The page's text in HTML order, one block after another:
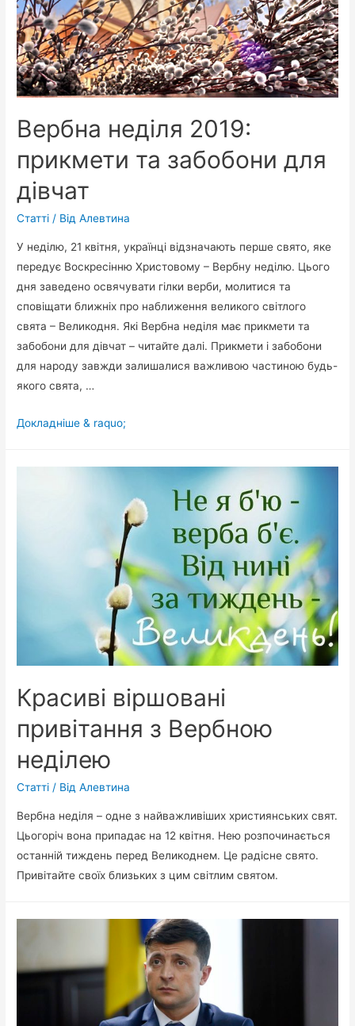
Вербна неділя 2019:
прикмети та забобони для
дівчат
Статті / ВідАлевтина
У неділю, 21 квітня, українці відзначають перше свято, яке
передує Воскресінню Христовому – Вербну неділю. Цього
дня заведено освячувати гілки верби, молитися та
сповіщати ближніх про наближення великого світлого
свята – Великодня. Які Вербна неділя має прикмети та
забобони для дівчат – читайте далі. Прикмети і забобони
для народу завжди залишалися важливою частиною будь-
якого свята, …
Вербна
Докладніше & raquo;
Красиві віршовані
привітання з Вербною
неділею
Статті / ВідАлевтина
Вербна неділя – одне з найважливіших християнських свят.
Цьогоріч вона припадає на 12 квітня. Нею розпочинається
останній тиждень перед Великоднем. Це радісне свято.
Привітайте своїх близьких з цим світлим святом.